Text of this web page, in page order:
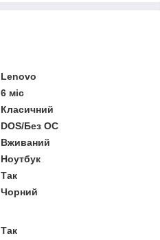
Lenovo
6 міс
Класичний
DOS/Без ОС
Вживаний
Ноутбук
Так
Чорний
Так